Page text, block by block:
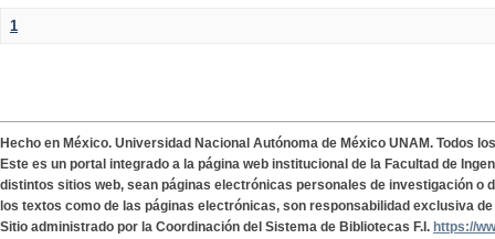
1
Hecho en México. Universidad Nacional Autónoma de México UNAM. Todos
Este es un portal integrado a la página web institucional de la Facultad de
distintos sitios web, sean páginas electrónicas personales de investigación o
los textos como de las páginas electrónicas, son responsabilidad exclusiva
Sitio administrado por la Coordinación del Sistema de Bibliotecas F.I. https://